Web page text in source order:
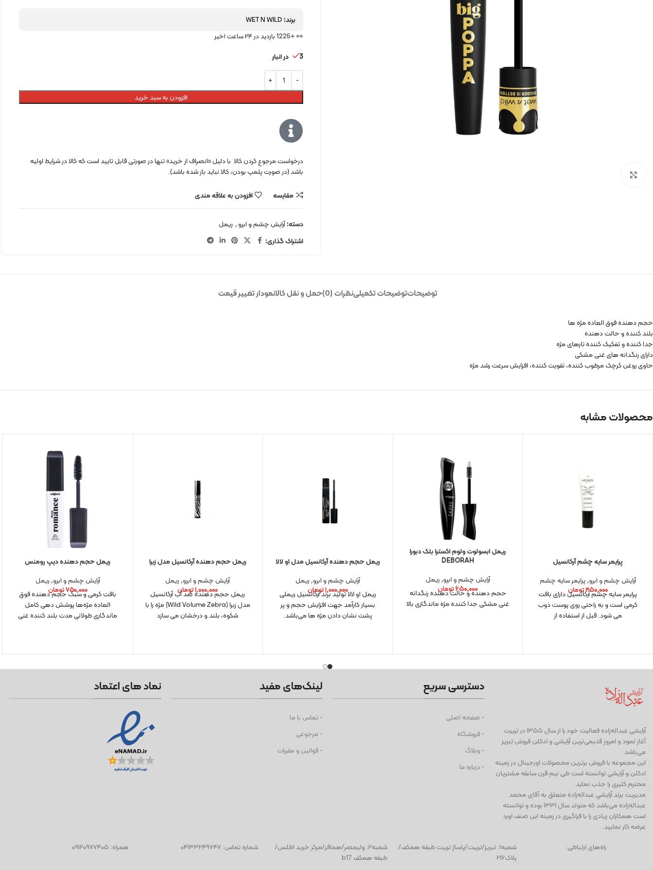
برند:
👀 +1225 بازدید در ۲۴ ساعت اخیر
3 در انبار
افزودن به سبد خرید
درخواست مرجوع کردن کالا با دلیل «انصراف از خرید» تنها در صورتی قابل تایید است که کالا در شرایط اولیه
باشد (در صورت پلمپ بودن، کالا نباید باز شده باشد).
مقایسه افزودن به علاقه مندی
دسته:آرایش چشم و ابرو, ریمل
اشتراک گذاری:
توضیحاتتوضیحات تکمیلینظرات (0) حمل و نقل کالانمودار تغییر قیمت
حجم دهنده فوق العاده مژه ها
بلند کننده و حالت دهنده
جدا کننده و تفکیک کننده تارهای مژه
دارای رنگدانه های غنی مشکی
حاوی روغن کرچک مرطوب کننده، تقویت کننده، افزایش سرعت رشد مژه
محصولات مشابه
پرایمر سایه چشم آرکانسیل
آرایش چشم و ابرو,پرایمر سایه چشم
۴۵۰,۰۰۰تومان
پرایمر سایه چشم آرکانسیل دارای بافت
کرمی است و به راحتی روی پوست ذوب
می شود. قبل از استفاده از
ریمل ابسولوت ولوم اکسترا بلک دبورا
DEBORAH
آرایش چشم و ابرو, ریمل
۶۵۰,۰۰۰تومان
حجم دهنده و حالت دهنده رنگدانه
غنی مشکی جدا کننده مژه ماندگاری بالا
ریمل حجم دهنده آرکانسیل مدل او لالا
آرایش چشم و ابرو, ریمل
۱,۰۰۰,۰۰۰تومان
ریمل او لالا تولید برند آرکانسیل ریملی
بسیار کارآمد جهت افزایش حجم و پر
پشت نشان دادن مژه ها می‌باشد.
ریمل حجم دهنده آرکانسیل مدل زبرا
آرایش چشم و ابرو, ریمل
۱,۰۰۰,۰۰۰تومان
ریمل حجم دهنده ضد آب آرکانسیل
مدل زبرا (Wild Volume Zebra) مژه را با
شکوه، بلند و درخشان می سازد
ریمل حجم دهنده دیپ رومنس
آرایش چشم و ابرو, ریمل
۷۵۰,۰۰۰تومان
بافت کرمی و سبک حجم دهنده فوق
العاده مژه‌ها پوشش دهی کامل
ماندگاری طولانی مدت بلند کننده غنی
آرايشی عبداله‌زاده فعاليت خود را از سال ۱۳۵۵ در تربیت
آغاز نمود و امروز قدیمی‌ترین آرایشی و ادكلن فروش تبریز
می‌باشد
این مجموعه با فروش برترین محصولات اورجینال در زمینه
ادكلن و آرایشی توانسته است طی نيم قرن سابقه مشتریان
محترم كثیری را جذب نمايد.
مديريت برند آرايشي عبداله‌زاده متعلق به آقای محمد
عبداله‌زاده می‌باشد كه متولد سال ١٣٣١ بوده و توانسته
است همكاران زيادی را با فراگيری در زمينه اين صنف اورد
عرضه كار نماييد.
دسترسی سریع
- صفحه اصلی
- فروشگاه
- وبلاگ
- درباره ما
لینک‌های مفید
- تماس با ما
- مرجوعی
- قوانین و مقررات
نماد های اعتماد
راه‌های ارتباطی:
شعبه١: تبریز/تربیت/پاساژ تربیت طبقه همکف/
پلاک۲۱۶
شعبه٢: ولیعصر/همافر/مرکز خرید اطلس/
طبقه همکف b17
شماره تماس: ۰۴۱۳۳۲۴۹۷۴۷ همراه: ۰۹۱۲۰۹۷۷۴۰۵